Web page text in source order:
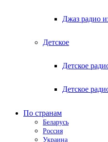
Джаз радио
Детское
Детское
Детское
По странам
Беларусь
Россия
Украина